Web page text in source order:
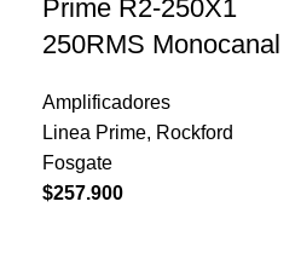
Prime R2-250X1
250RMS Monocanal
Amplificadores
Linea Prime, Rockford
Fosgate
$257.900